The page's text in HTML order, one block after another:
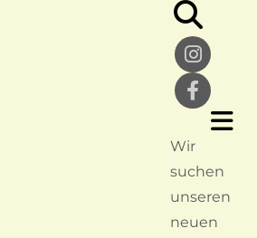
Wir
suchen
unseren
neuen